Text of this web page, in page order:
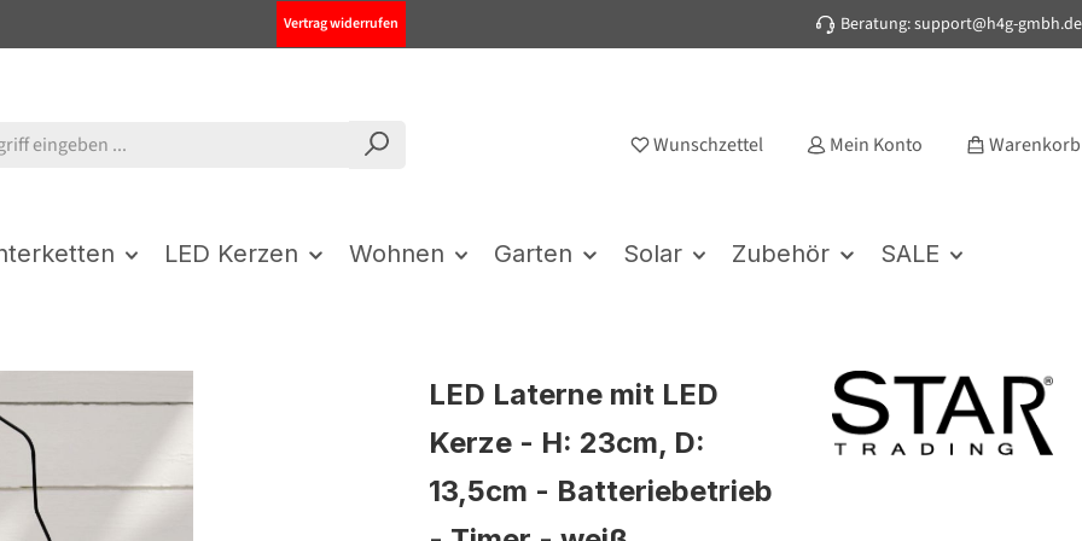
Vertrag widerrufen Beratung: support@h4g-gmbh.de
Wunschzettel Mein Konto Warenkorb
LED Kerzen Wohnen Garten Solar Zubehör SALE
LED Laterne mit LED
Kerze - H: 23cm, D:
13,5cm - Batteriebetrieb